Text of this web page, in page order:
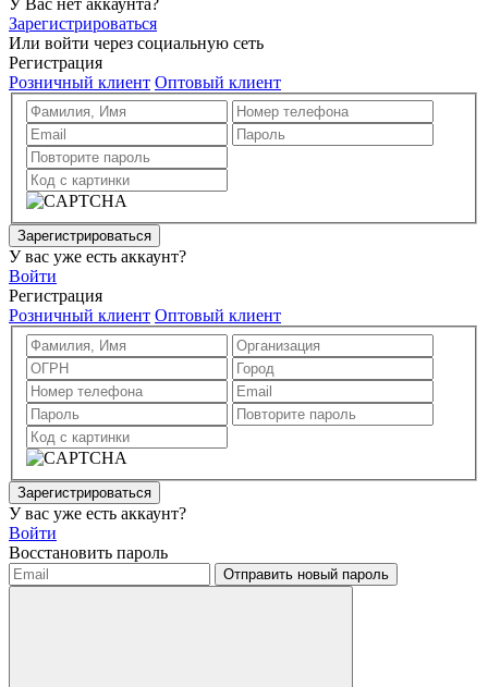
Зарегистрироваться
Или войти через социальную сеть
Регистрация
Розничный клиент Оптовый клиент
Зарегистрироваться
У вас уже есть аккаунт?
Войти
Регистрация
Розничный клиент Оптовый клиент
Зарегистрироваться
У вас уже есть аккаунт?
Войти
Восстановить пароль
Отправить новый пароль